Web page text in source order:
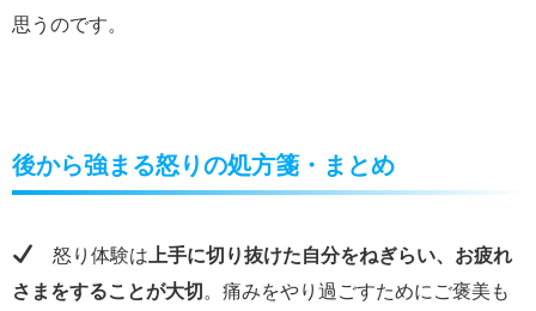
思うのです。
後から強まる怒りの処方箋・まとめ
怒り体験は 上手に切り抜けた自分をねぎらい、お疲れ
さまをすることが大切 。痛みをやり過ごすためにご褒美も